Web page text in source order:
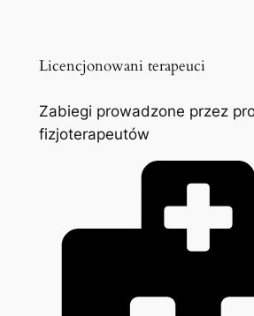
Licencjonowani terapeuci
Zabiegi prowadzone przez
fizjoterapeutów